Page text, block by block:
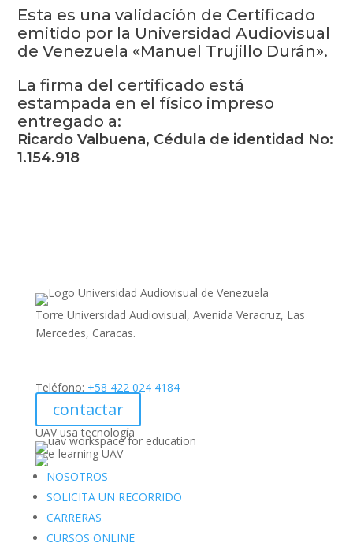
Esta es una validación de Certificado
emitido por la Universidad Audiovisual
de Venezuela «Manuel Trujillo Durán».
La firma del certificado está
estampada en el físico impreso
entregado a:
Ricardo Valbuena, Cédula de identidad No:
1.154.918
Torre Universidad Audiovisual, Avenida Veracruz, Las
Mercedes, Caracas.
Teléfono: +58 422 024 4184
contactar
UAV usa tecnología
NOSOTROS
SOLICITA UN RECORRIDO
CARRERAS
CURSOS ONLINE